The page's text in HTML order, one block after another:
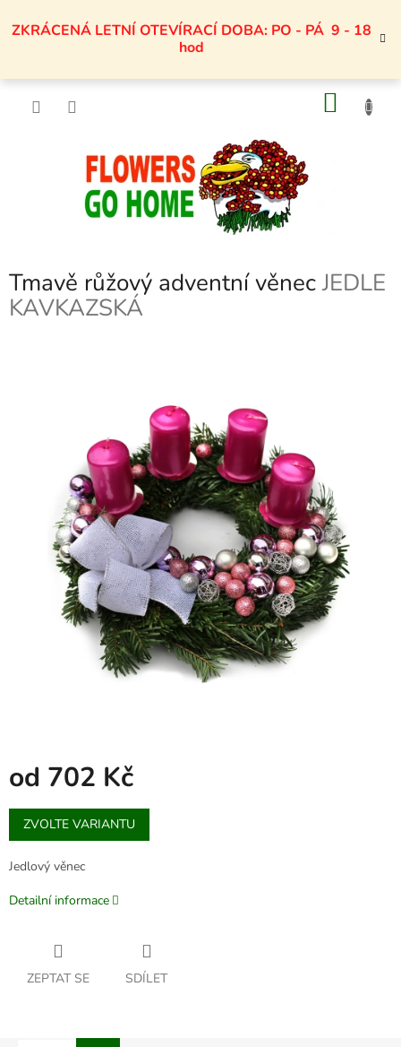
naZKRÁCENÁ LETNÍ OTEVÍRACÍ DOBA: PO - PÁ 9 - 18
hod
Tmavě růžový adventní věnecJEDLE
KAVKAZSKÁ
od 702 Kč
Měrná
cena:
ZVOLTE VARIANTU
Jedlový věnec
Detailní informace
ZEPTAT SE SDÍLET